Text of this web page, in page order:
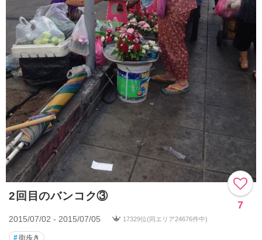
2回目のバンコク③
7
2015/07/02 - 2015/07/05 17329位(同エリア24676件中)
#街歩き